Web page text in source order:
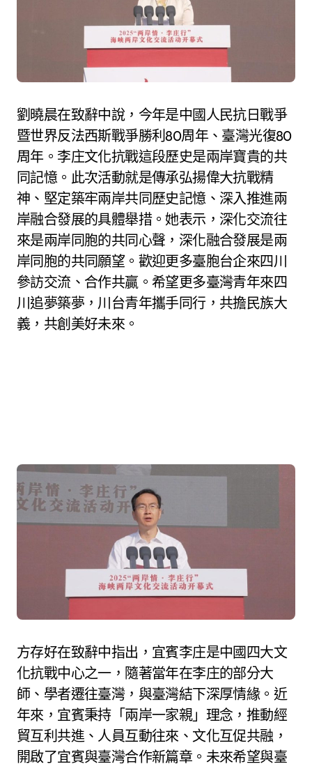
劉曉晨在致辭中說，今年是中國人民抗日戰爭
暨世界反法西斯戰爭勝利80周年、臺灣光復80
周年。李庄文化抗戰這段歷史是兩岸寶貴的共
同記憶。此次活動就是傳承弘揚偉大抗戰精
神、堅定築牢兩岸共同歷史記憶、深入推進兩
岸融合發展的具體舉措。她表示，深化交流往
來是兩岸同胞的共同心聲，深化融合發展是兩
岸同胞的共同願望。歡迎更多臺胞台企來四川
參訪交流、合作共贏。希望更多臺灣青年來四
川追夢築夢，川台青年攜手同行，共擔民族大
義，共創美好未來。
方存好在致辭中指出，宜賓李庄是中國四大文
化抗戰中心之一，隨著當年在李庄的部分大
師、學者遷往臺灣，與臺灣結下深厚情緣。近
年來，宜賓秉持「兩岸一家親」理念，推動經
貿互利共進、人員互動往來、文化互促共融，
開啟了宜賓與臺灣合作新篇章。未來希望與臺